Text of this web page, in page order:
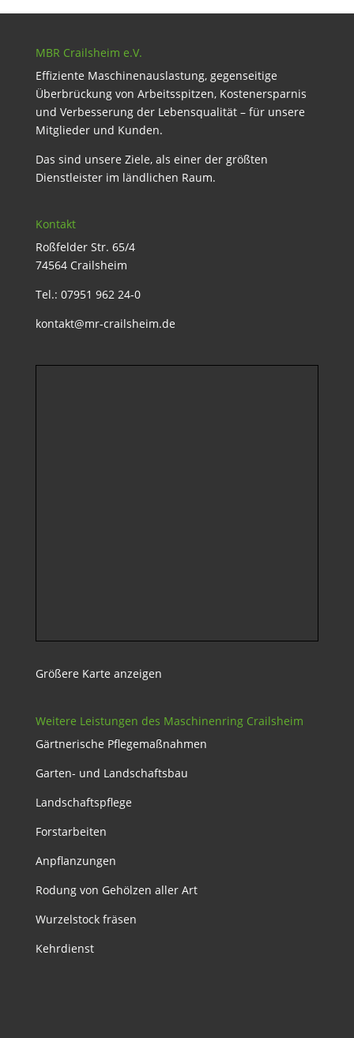
MBR Crailsheim e.V.
Effiziente Maschinenauslastung, gegenseitige
Überbrückung von Arbeitsspitzen, Kostenersparnis
und Verbesserung der Lebensqualität – für unsere
Mitglieder und Kunden.
Das sind unsere Ziele, als einer der größten
Dienstleister im ländlichen Raum.
Kontakt
Roßfelder Str. 65/4
74564 Crailsheim
Tel.: 07951 962 24-0
kontakt@mr-crailsheim.de
Größere Karte anzeigen
Weitere Leistungen des Maschinenring Crailsheim
Gärtnerische Pflegemaßnahmen
Garten- und Landschaftsbau
Landschaftspflege
Forstarbeiten
Anpflanzungen
Rodung von Gehölzen aller Art
Wurzelstock fräsen
Kehrdienst